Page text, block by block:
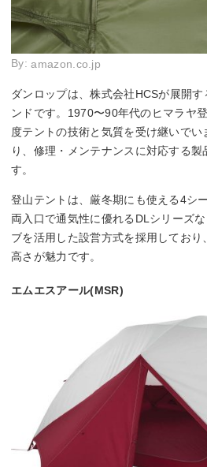
By:amazon.co.jp
ダンロップは、株式会社HCSが展開
ンドです。1970〜90年代のヒマラヤ
度テントの技術と気質を受け継いで
り、修理・メンテナンスに対応する
す。
登山テントは、厳冬期にも使える4シ
両入口で通気性に優れるDLシリーズ
ブを活用した設営方式を採用してお
高さが魅力です。
エムエスアール(MSR)